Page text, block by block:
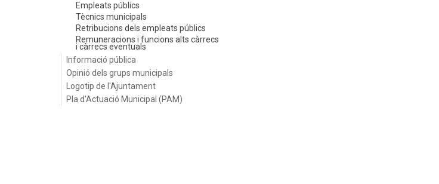
Empleats públics
Tècnics municipals
Retribucions dels empleats públics
Remuneracions i funcions alts càrrecs
i càrrecs eventuals
Informació pública
Opinió dels grups municipals
Logotip de l'Ajuntament
Pla d'Actuació Municipal (PAM)